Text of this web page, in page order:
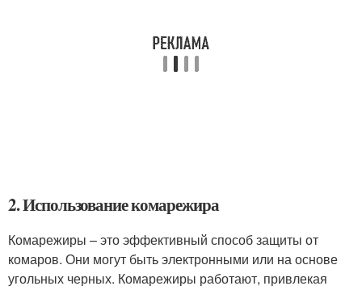
2. Использование комарежира
Комарежиры – это эффективный способ защиты от
комаров. Они могут быть электронными или на основе
угольных черных. Комарежиры работают, привлекая